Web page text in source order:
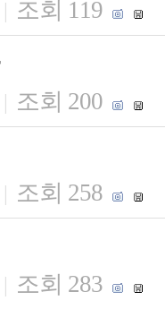
| 조회 119
| 조회 200
| 조회 258
| 조회 283